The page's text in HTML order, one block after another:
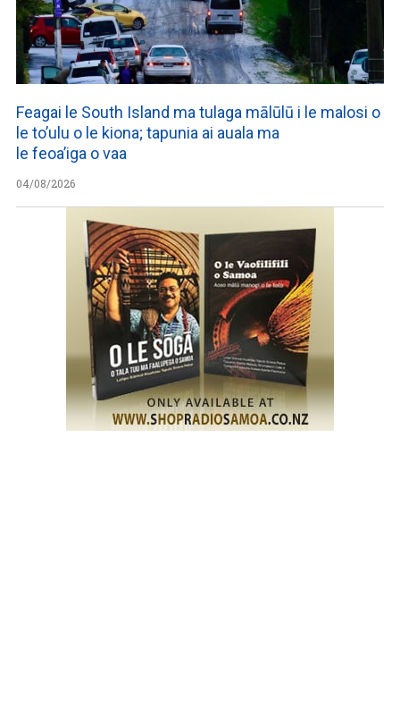
Feagai le South Island ma tulaga mālūlū i le malosi o
le to’ulu o le kiona; tapunia ai auala ma
le feoa’iga o vaa
04/08/2026